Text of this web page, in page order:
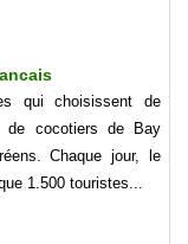
qui choisissent de
de cocotiers de Bay
Chaque jour, le
1.500 touristes...